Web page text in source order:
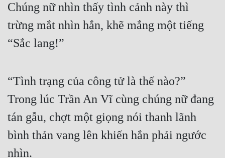
Lịch Sử
Mạt Thế
Mỹ Thực
Ngôn Tình
Ngược
Chúng nữ nhìn thấy tình cảnh này thì
trừng mắt nhìn hắn, khẽ mắng một tiếng
“Sắc lang!”
“Tình trạng của công tử là thế nào?”
Trong lúc Trần An Vĩ cùng chúng nữ đang
tán gẫu, chợt một giọng nói thanh lãnh
bình thản vang lên khiến hắn phải ngước
nhìn.